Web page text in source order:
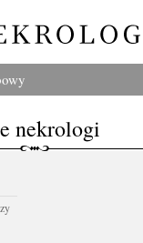
nekrologi